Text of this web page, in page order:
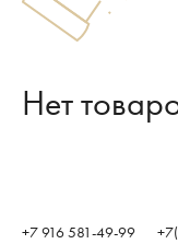
Нет
+7 916 581-49-99